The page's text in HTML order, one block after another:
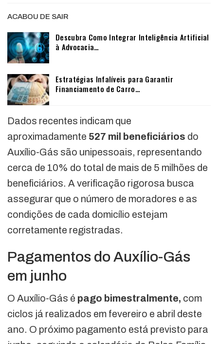
ACABOU DE SAIR
Descubra Como Integrar Inteligência Artificial
à Advocacia…
Estratégias Infalíveis para Garantir
Financiamento de Carro…
Dados recentes indicam que
aproximadamente 527 mil beneficiários do
Auxílio-Gás são unipessoais, representando
cerca de 10% do total de mais de 5 milhões de
beneficiários. A verificação rigorosa busca
assegurar que o número de moradores e as
condições de cada domicílio estejam
corretamente registradas.
Pagamentos do Auxílio-Gás
em junho
O Auxílio-Gás é pago bimestralmente, com
ciclos já realizados em fevereiro e abril deste
ano. O próximo pagamento está previsto para